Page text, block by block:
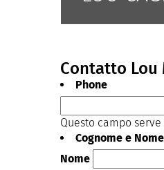
Contatto Lou
Phone
Questo campo
Cognome e Nome
Nome